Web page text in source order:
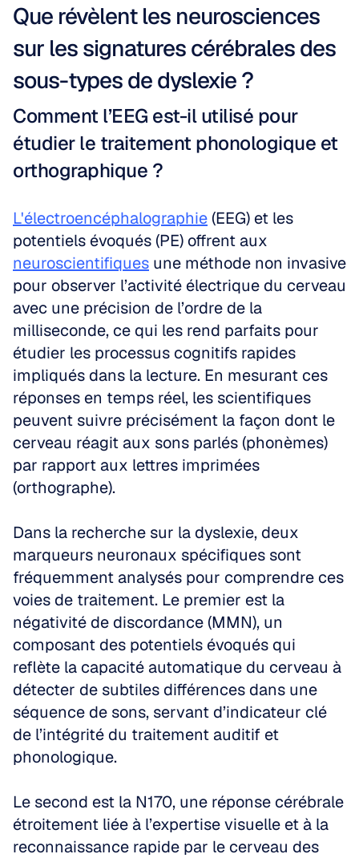
Que révèlent les neurosciences
sur les signatures cérébrales des
sous-types de dyslexie ?
Comment l’EEG est-il utilisé pour
étudier le traitement phonologique et
orthographique ?
L'électroencéphalographie (EEG) et les
neuroscientifiques une méthode non invasive
pour observer l’activité électrique du cerveau
avec une précision de l’ordre de la
milliseconde, ce qui les rend parfaits pour
étudier les processus cognitifs rapides
impliqués dans la lecture. En mesurant ces
réponses en temps réel, les scientifiques
peuvent suivre précisément la façon dont le
cerveau réagit aux sons parlés (phonèmes)
par rapport aux lettres imprimées
(orthographe).
Dans la recherche sur la dyslexie, deux
marqueurs neuronaux spécifiques sont
fréquemment analysés pour comprendre ces
voies de traitement. Le premier est la
négativité de discordance (MMN), un
composant des potentiels évoqués qui
reflète la capacité automatique du cerveau à
détecter de subtiles différences dans une
séquence de sons, servant d’indicateur clé
de l’intégrité du traitement auditif et
phonologique.
Le second est la N170, une réponse cérébrale
étroitement liée à l’expertise visuelle et à la
reconnaissance rapide par le cerveau des